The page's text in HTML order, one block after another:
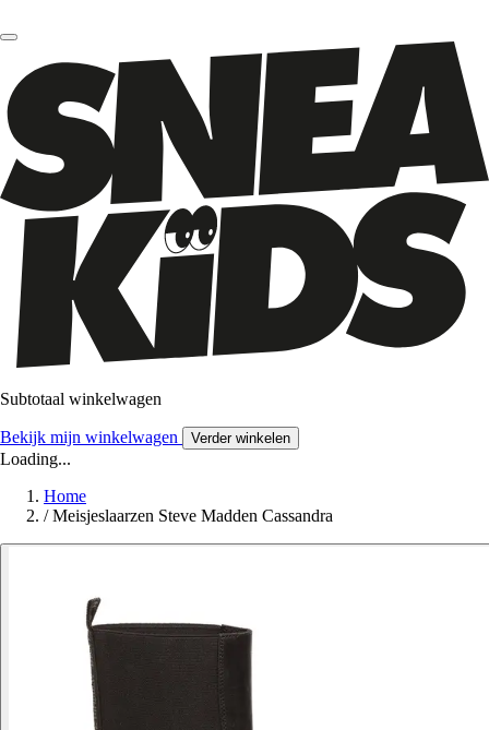
Subtotaal winkelwagen
Bekijk mijn winkelwagen Verder winkelen
Loading...
Home
/ Meisjeslaarzen Steve Madden Cassandra